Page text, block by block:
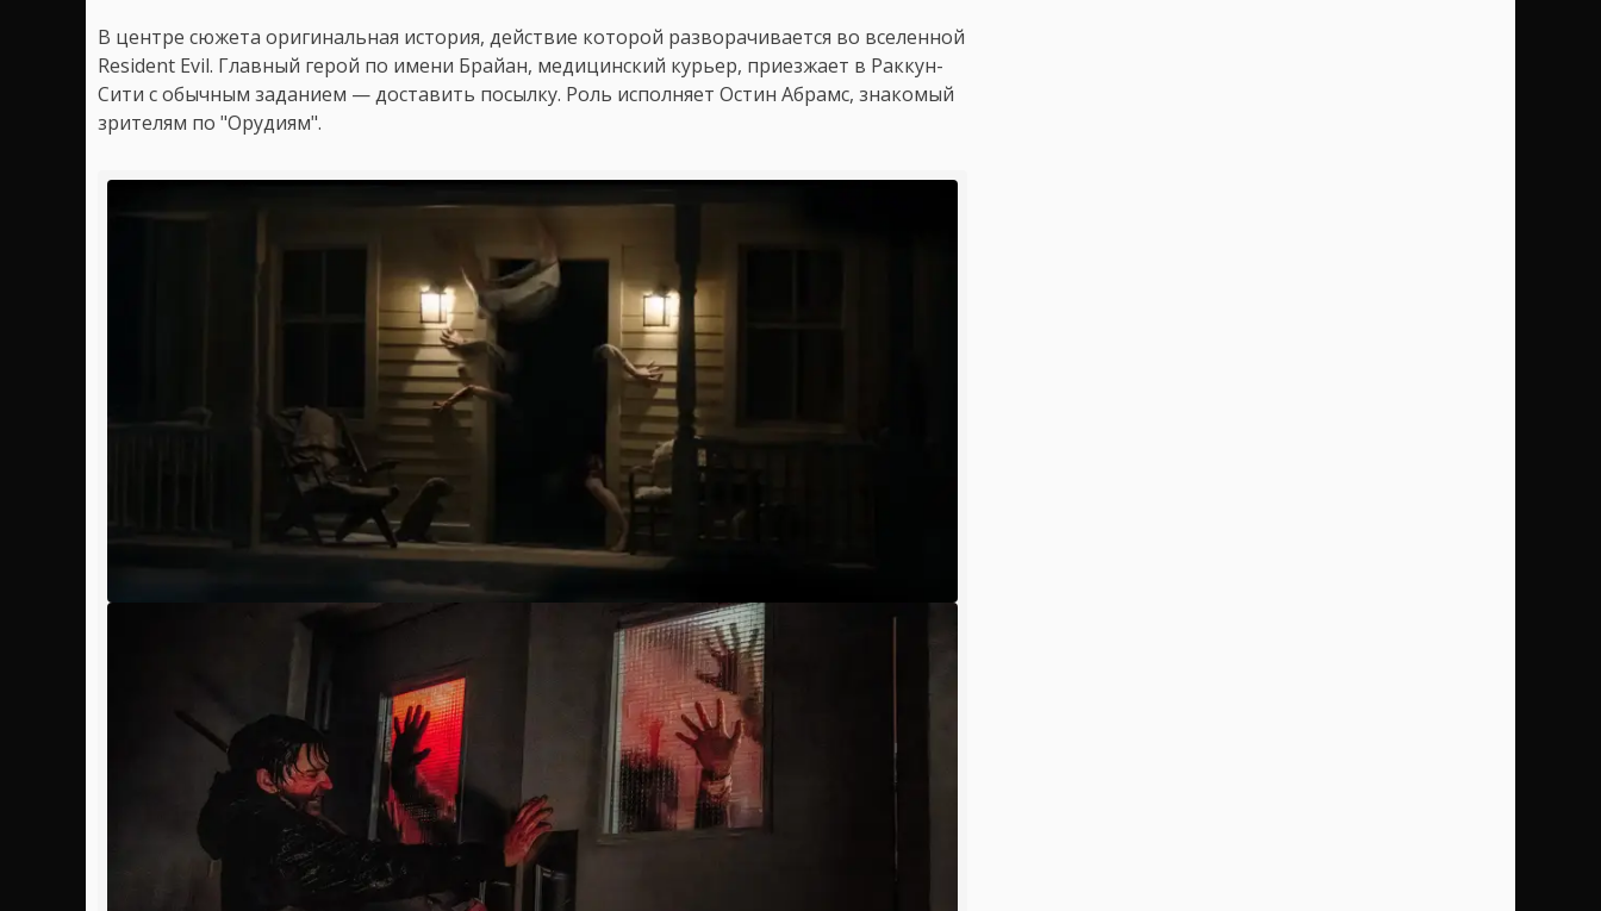
В центре сюжета оригинальная история, действие которой разворачивается во вселенной
Resident Evil. Главный герой по имени Брайан, медицинский курьер, приезжает в Раккун-
Сити с обычным заданием — доставить посылку. Роль исполняет Остин Абрамс, знакомый
зрителям по "Орудиям".